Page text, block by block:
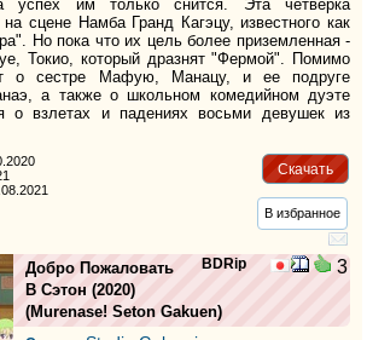
успех им только снится. Эта четверка
сцене Намба Гранд Кагэцу, известного как
Но пока что их цель более приземленная -
Токио, который дразнят "Фермой". Помимо
о сестре Мафую, Манацу, и ее подруге
а также о школьном комедийном дуэте
о взлетах и падениях восьми девушек из
Скачать
В избранное
BDRip 3
Добро Пожаловать
В Сэтон (2020)
(Murenase! Seton Gakuen)